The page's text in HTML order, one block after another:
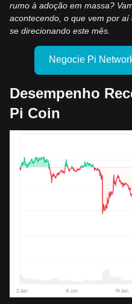
rumo à adoção em massa?
acontecendo, o que vem por
se direcionando este mês.
Negocie Pi
Desempenho
Pi Coin